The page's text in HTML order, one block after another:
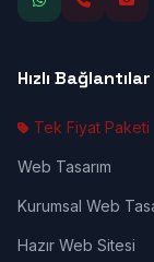
Hızlı Bağlantılar
Tek Fiyat Paketi
Web Tasarım
Kurumsal Web
Hazır Web Sitesi